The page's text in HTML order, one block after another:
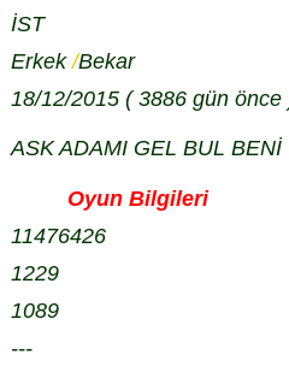
İST
Erkek/Bekar
18/12/2015 ( 3886 gün önce
ASK ADAMI GEL BUL BENİ
Oyun Bilgileri
11476426
1229
1089
---